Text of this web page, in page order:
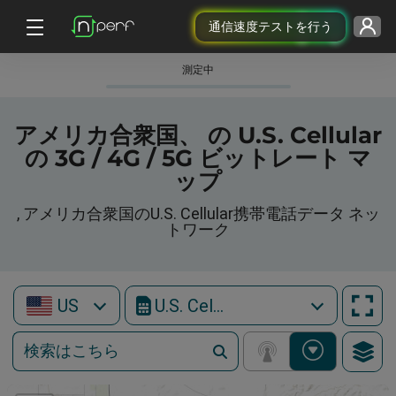
通信速度テストを行う
測定中
アメリカ合衆国、 の U.S. Cellular
の 3G / 4G / 5G ビットレート マ
ップ
, アメリカ合衆国のU.S. Cellular携帯電話データ ネッ
トワーク
US U.S. Cellular